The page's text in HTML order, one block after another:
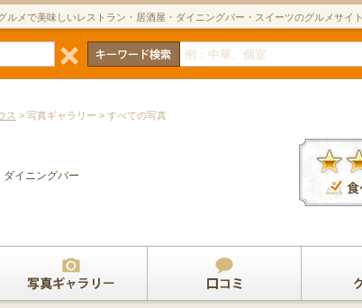
メで美味しいレストラン・居酒屋・ダイニングバー・スイーツのグルメサイト
ス > 写真ギャラリー > すべての写真
ダイニングバー